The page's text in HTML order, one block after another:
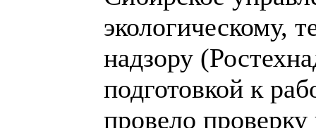
экологическому,
надзору
подготовкой к
провело